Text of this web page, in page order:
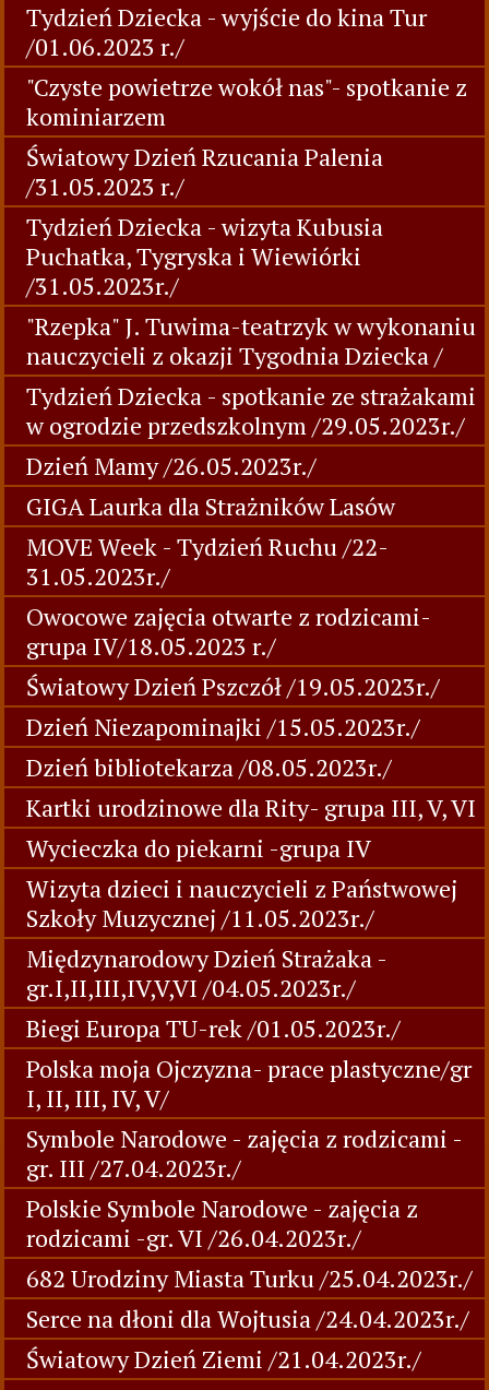
Tydzień Dziecka - wyjście do kina Tur
/01.06.2023 r./
"Czyste powietrze wokół nas"- spotkanie z
kominiarzem
Światowy Dzień Rzucania Palenia
/31.05.2023 r./
Tydzień Dziecka - wizyta Kubusia
Puchatka, Tygryska i Wiewiórki
/31.05.2023r./
"Rzepka" J. Tuwima-teatrzyk w wykonaniu
nauczycieli z okazji Tygodnia Dziecka /
Tydzień Dziecka - spotkanie ze strażakami
w ogrodzie przedszkolnym /29.05.2023r./
Dzień Mamy /26.05.2023r./
GIGA Laurka dla Strażników Lasów
MOVE Week - Tydzień Ruchu /22-
31.05.2023r./
Owocowe zajęcia otwarte z rodzicami-
grupa IV/18.05.2023 r./
Światowy Dzień Pszczół /19.05.2023r./
Dzień Niezapominajki /15.05.2023r./
Dzień bibliotekarza /08.05.2023r./
Kartki urodzinowe dla Rity- grupa III, V, VI
Wycieczka do piekarni -grupa IV
Wizyta dzieci i nauczycieli z Państwowej
Szkoły Muzycznej /11.05.2023r./
Międzynarodowy Dzień Strażaka -
gr.I,II,III,IV,V,VI /04.05.2023r./
Biegi Europa TU-rek /01.05.2023r./
Polska moja Ojczyzna- prace plastyczne/gr
I, II, III, IV, V/
Symbole Narodowe - zajęcia z rodzicami -
gr. III /27.04.2023r./
Polskie Symbole Narodowe - zajęcia z
rodzicami -gr. VI /26.04.2023r./
682 Urodziny Miasta Turku /25.04.2023r./
Serce na dłoni dla Wojtusia /24.04.2023r./
Światowy Dzień Ziemi /21.04.2023r./